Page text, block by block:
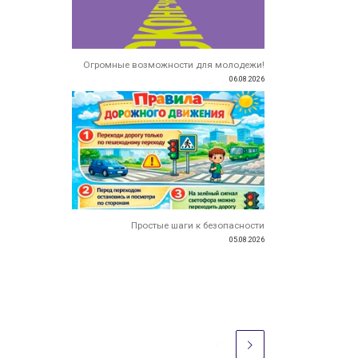
Огромные возможности для молодежи!
06.08.2026
Простые шаги к безопасности
05.08.2026